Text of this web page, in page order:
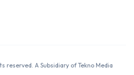
reserved. A Subsidiary of Tekno Media